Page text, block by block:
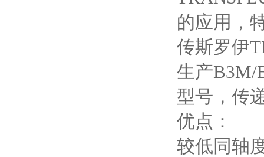
的应用，
传斯罗伊
生产B3M/
型号，传
优点：
较低同轴